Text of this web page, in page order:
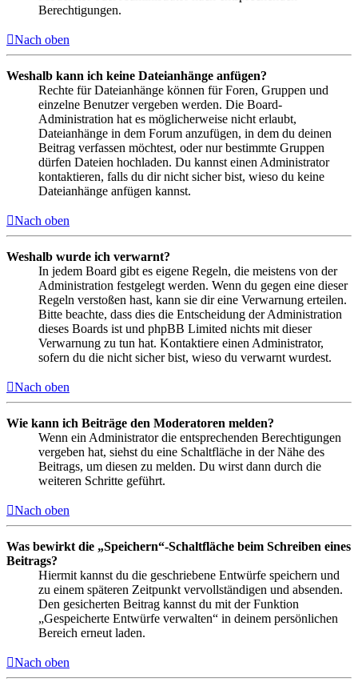
Berechtigungen.
Nach oben
Weshalb kann ich keine Dateianhänge anfügen?
Rechte für Dateianhänge können für Foren, Gruppen und
einzelne Benutzer vergeben werden. Die Board-
Administration hat es möglicherweise nicht erlaubt,
Dateianhänge in dem Forum anzufügen, in dem du deinen
Beitrag verfassen möchtest, oder nur bestimmte Gruppen
dürfen Dateien hochladen. Du kannst einen Administrator
kontaktieren, falls du dir nicht sicher bist, wieso du keine
Dateianhänge anfügen kannst.
Nach oben
Weshalb wurde ich verwarnt?
In jedem Board gibt es eigene Regeln, die meistens von der
Administration festgelegt werden. Wenn du gegen eine dieser
Regeln verstoßen hast, kann sie dir eine Verwarnung erteilen.
Bitte beachte, dass dies die Entscheidung der Administration
dieses Boards ist und phpBB Limited nichts mit dieser
Verwarnung zu tun hat. Kontaktiere einen Administrator,
sofern du die nicht sicher bist, wieso du verwarnt wurdest.
Nach oben
Wie kann ich Beiträge den Moderatoren melden?
Wenn ein Administrator die entsprechenden Berechtigungen
vergeben hat, siehst du eine Schaltfläche in der Nähe des
Beitrags, um diesen zu melden. Du wirst dann durch die
weiteren Schritte geführt.
Nach oben
Was bewirkt die „Speichern“-Schaltfläche beim Schreiben eines
Beitrags?
Hiermit kannst du die geschriebene Entwürfe speichern und
zu einem späteren Zeitpunkt vervollständigen und absenden.
Den gesicherten Beitrag kannst du mit der Funktion
„Gespeicherte Entwürfe verwalten“ in deinem persönlichen
Bereich erneut laden.
Nach oben